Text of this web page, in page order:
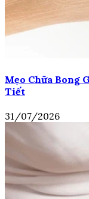
Mẹo Chữa Bong
Tiết
31/07/2026